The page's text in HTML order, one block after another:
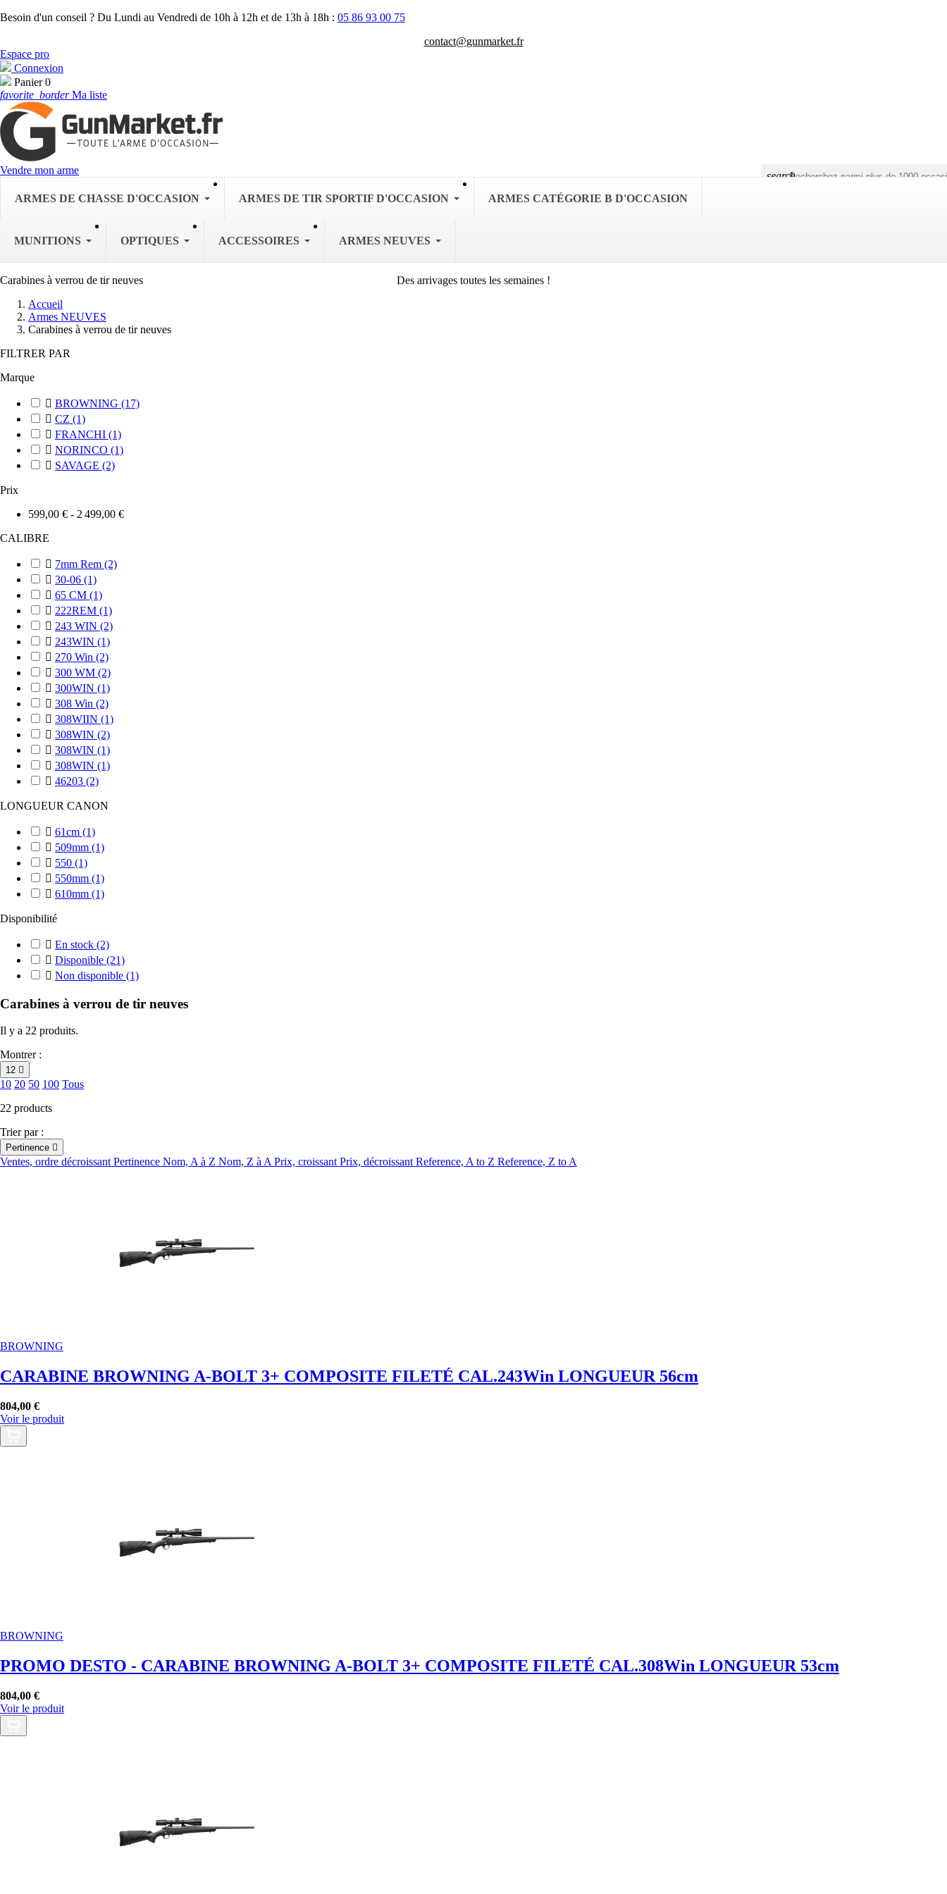
Besoin d'un conseil ? Du Lundi au Vendredi de 10h à 12h et de 13h à 18h : 05 86 93 00 75
contact@gunmarket.fr
Espace pro
Connexion
Panier 0
favorite_border Ma liste
search
Vendre mon arme
ARMES DE CHASSE D'OCCASION ARMES DE TIR SPORTIF D'OCCASION ARMES CATÉGORIE B D'OCCASION
MUNITIONS OPTIQUES ACCESSOIRES ARMES NEUVES
Des arrivages toutes les semaines !
Carabines à verrou de tir neuves
Accueil
Armes NEUVES
Carabines à verrou de tir neuves
FILTRER PAR
Marque
 BROWNING (17)
 CZ (1)
 FRANCHI (1)
 NORINCO (1)
 SAVAGE (2)
Prix
599,00 € - 2 499,00 €
CALIBRE
 7mm Rem (2)
 30-06 (1)
 65 CM (1)
 222REM (1)
 243 WIN (2)
 243WIN (1)
 270 Win (2)
 300 WM (2)
 300WIN (1)
 308 Win (2)
 308WIIN (1)
 308WIN (2)
 308WIN (1)
 308WIN (1)
 46203 (2)
LONGUEUR CANON
 61cm (1)
 509mm (1)
 550 (1)
 550mm (1)
 610mm (1)
Disponibilité
 En stock (2)
 Disponible (21)
 Non disponible (1)
Carabines à verrou de tir neuves
Il y a 22 produits.
Montrer :
12 
10 20 50 100 Tous
22 products
Trier par :
Pertinence 
Ventes, ordre décroissantPertinence Nom, A à Z Nom, Z à APrix, croissantPrix, décroissantReference, A to Z Reference, Z to A
BROWNING
CARABINE BROWNING A-BOLT 3+ COMPOSITE FILETÉ CAL.243Win LONGUEUR 56cm
804,00 €
Voir le produit
BROWNING
PROMO DESTO - CARABINE BROWNING A-BOLT 3+ COMPOSITE FILETÉ CAL.308Win LONGUEUR 53cm
804,00 €
Voir le produit